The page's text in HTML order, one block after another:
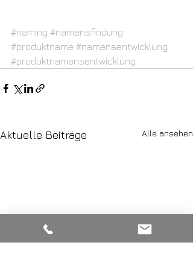
#naming #namensfindung
#produktname #namensentwicklung
#produktnamensentwicklung
Aktuelle Beiträge Alle ansehen